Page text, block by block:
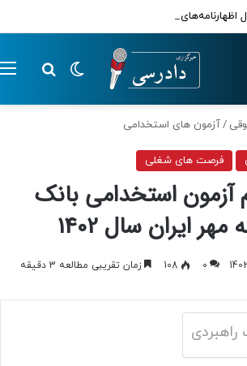
مالیاتی تا پایان تابستان 1405
تغییر پوسته
/آزمون های استخدامی
فرصت های شغلی
آزمون استخدامی بانک
ایران سال 1402
0
108 زمان تقریبی مطالعه 3 دقیقه